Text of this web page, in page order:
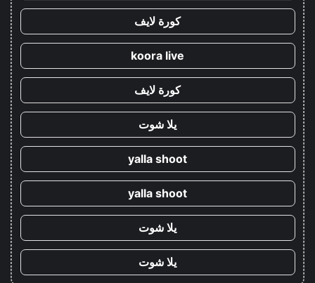
كورة لايف
koora live
كورة لايف
يلا شوت
yalla shoot
yalla shoot
يلا شوت
يلا شوت